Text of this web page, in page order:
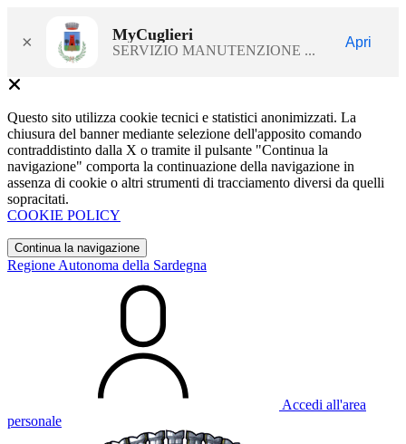
× MyCuglieri
SERVIZIO MANUTENZIONE ...
Apri
Questo sito utilizza cookie tecnici e statistici anonimizzati. La
chiusura del banner mediante selezione dell'apposito comando
contraddistinto dalla X o tramite il pulsante "Continua la
navigazione" comporta la continuazione della navigazione in
assenza di cookie o altri strumenti di tracciamento diversi da quelli
sopracitati.
COOKIE POLICY
Continua la navigazione
Regione Autonoma della Sardegna
Accedi all'area
personale